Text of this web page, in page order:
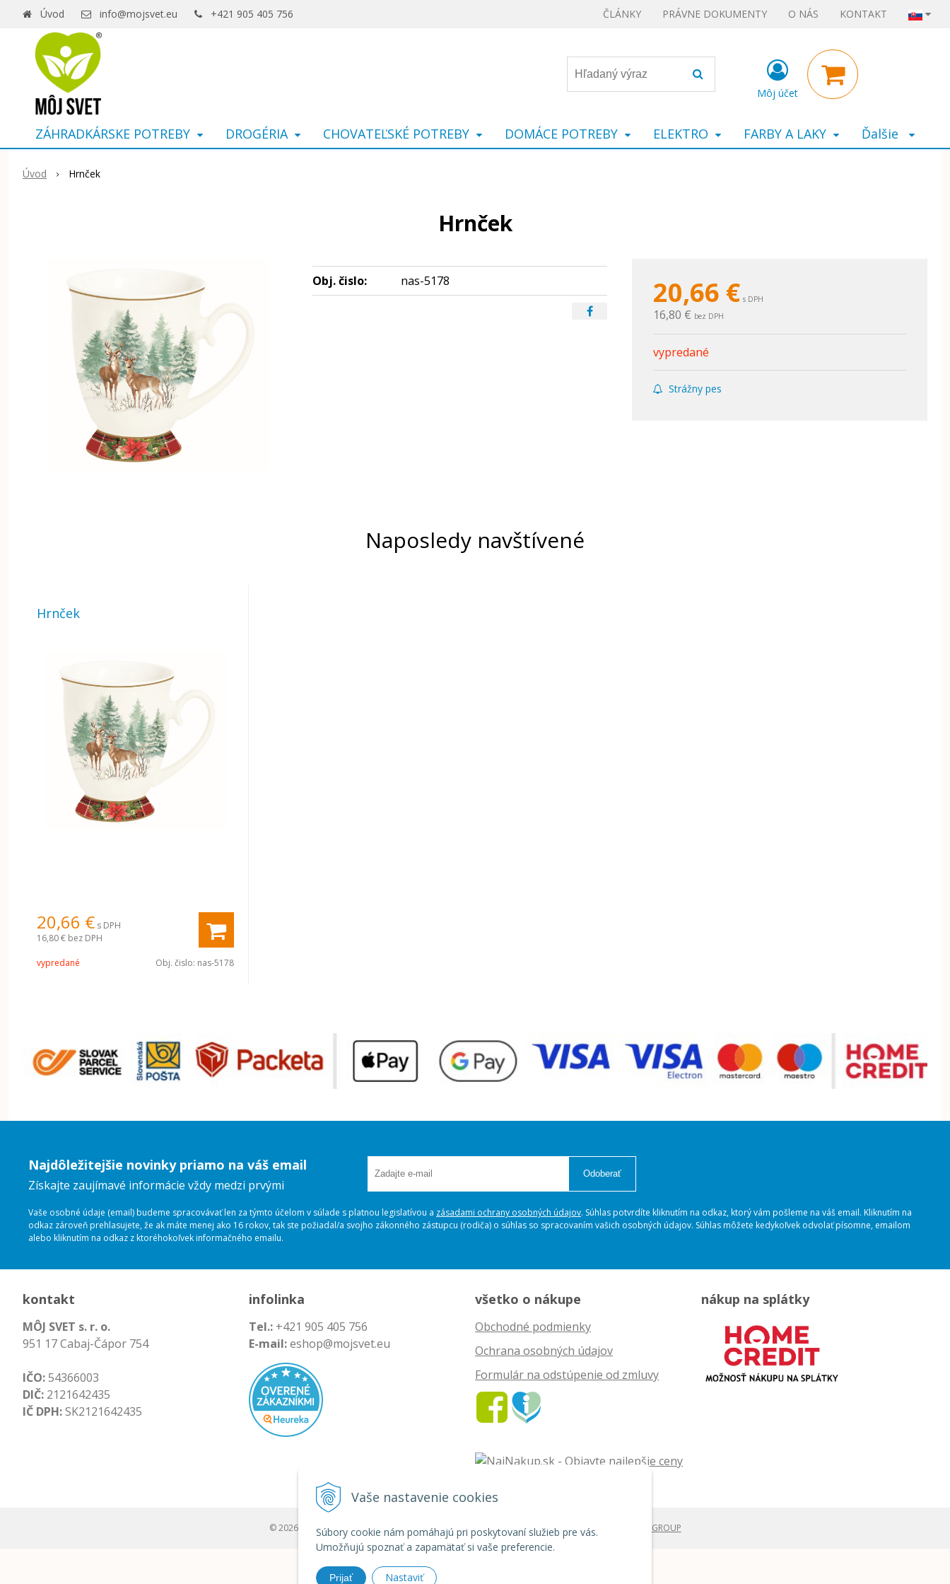
Vaše nastavenie cookies
Súbory cookie nám pomáhajú pri poskytovaní služieb pre vás.
Umožňujú spoznať a zapamätať si vaše preferencie.
Prijať Nastaviť
Úvod info@mojsvet.eu +421 905 405 756 ČLÁNKY PRÁVNE DOKUMENTY O NÁS KONTAKT
Môj účet
ZÁHRADKÁRSKE POTREBY DROGÉRIA CHOVATEĽSKÉ POTREBY DOMÁCE POTREBY ELEKTRO FARBY A LAKY Ďalšie
Úvod Hrnček
Hrnček
20,66 € s DPH
16,80 € bez DPH
vypredané
Strážny pes
Obj. čislo: nas-5178
Naposledy navštívené
Hrnček
20,66 € s DPH
16,80 € bez DPH
vypredané Obj. čislo: nas-5178
Najdôležitejšie novinky priamo na váš email
Získajte zaujímavé informácie vždy medzi prvými
Odoberať
Vaše osobné údaje (email) budeme spracovávať len za týmto účelom v súlade s platnou legislatívou a zásadami ochrany osobných údajov. Súhlas potvrdíte kliknutím na odkaz, ktorý vám pošleme na váš email. Kliknutím na
odkaz zároveň prehlasujete, že ak máte menej ako 16 rokov, tak ste požiadal/a svojho zákonného zástupcu (rodiča) o súhlas so spracovaním vašich osobných údajov. Súhlas môžete kedykoľvek odvolať písomne, emailom
alebo kliknutím na odkaz z ktoréhokoľvek informačného emailu.
kontakt
MÔJ SVET s. r. o.
951 17 Cabaj-Čápor 754
IČO:54366003
DIČ: 2121642435
IČ DPH:SK2121642435
infolinka
Tel.: +421 905 405 756
E-mail:eshop@mojsvet.eu
všetko o nákupe
Obchodné podmienky
Ochrana osobných údajov
Formulár na odstúpenie od zmluvy
nákup na splátky
© 2026 Môj svet - rozličný tovar •tvorba eshopu cez UNIobchod,webhosting spoločnosti WEBYGROUP